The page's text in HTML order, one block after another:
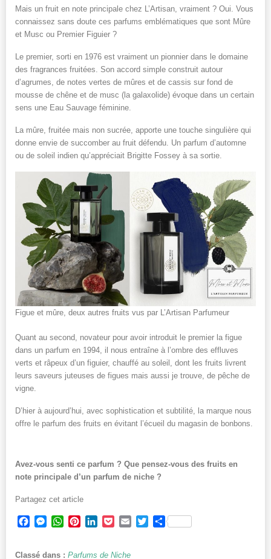
Mais un fruit en note principale chez L’Artisan, vraiment ? Oui. Vous
connaissez sans doute ces parfums emblématiques que sont Mûre
et Musc ou Premier Figuier ?
Le premier, sorti en 1976 est vraiment un pionnier dans le domaine
des fragrances fruitées. Son accord simple construit autour
d’agrumes, de notes vertes de mûres et de cassis sur fond de
mousse de chêne et de musc (la galaxolide) évoque dans un certain
sens une Eau Sauvage féminine.
La mûre, fruitée mais non sucrée, apporte une touche singulière qui
donne envie de succomber au fruit défendu. Un parfum d’automne
ou de soleil indien qu’appréciait Brigitte Fossey à sa sortie.
Figue et mûre, deux autres fruits vus par L’Artisan Parfumeur
Quant au second, novateur pour avoir introduit le premier la figue
dans un parfum en 1994, il nous entraîne à l’ombre des effluves
verts et râpeux d’un figuier, chauffé au soleil, dont les fruits livrent
leurs saveurs juteuses de figues mais aussi je trouve, de pêche de
vigne.
D’hier à aujourd’hui, avec sophistication et subtilité, la marque nous
offre le parfum des fruits en évitant l’écueil du magasin de bonbons.
Avez-vous senti ce parfum ? Que pensez-vous des fruits en
note principale d’un parfum de niche ?
Partagez cet article
Facebook
Messenger
WhatsApp
PinterestLinkedInPocketEmailTwitterPartager
Classé dans : Parfums de Niche